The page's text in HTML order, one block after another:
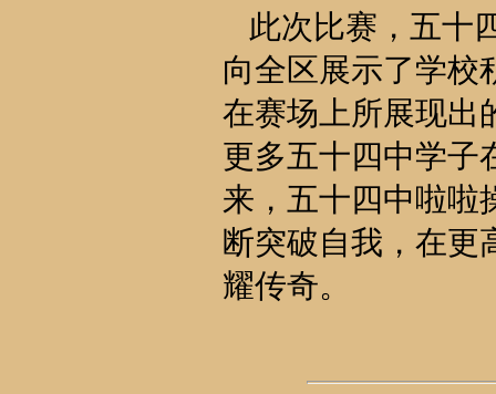
此次比赛，五十
向全区展示了学校
在赛场上所展现出
更多五十四中学子
来，五十四中啦啦
断突破自我，在更
耀传奇。